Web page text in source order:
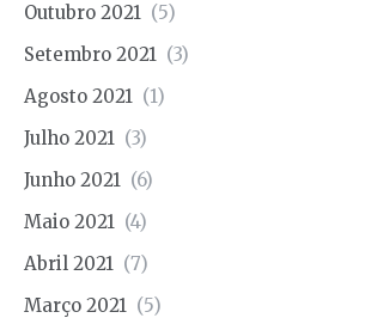
Outubro 2021 (5)
Setembro 2021 (3)
Agosto 2021 (1)
Julho 2021 (3)
Junho 2021 (6)
Maio 2021 (4)
Abril 2021 (7)
Março 2021 (5)